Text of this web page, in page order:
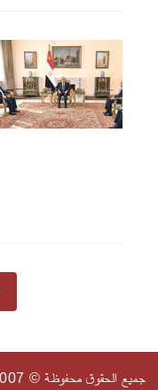
جميع الحقوق محفوظة © 2007-2026